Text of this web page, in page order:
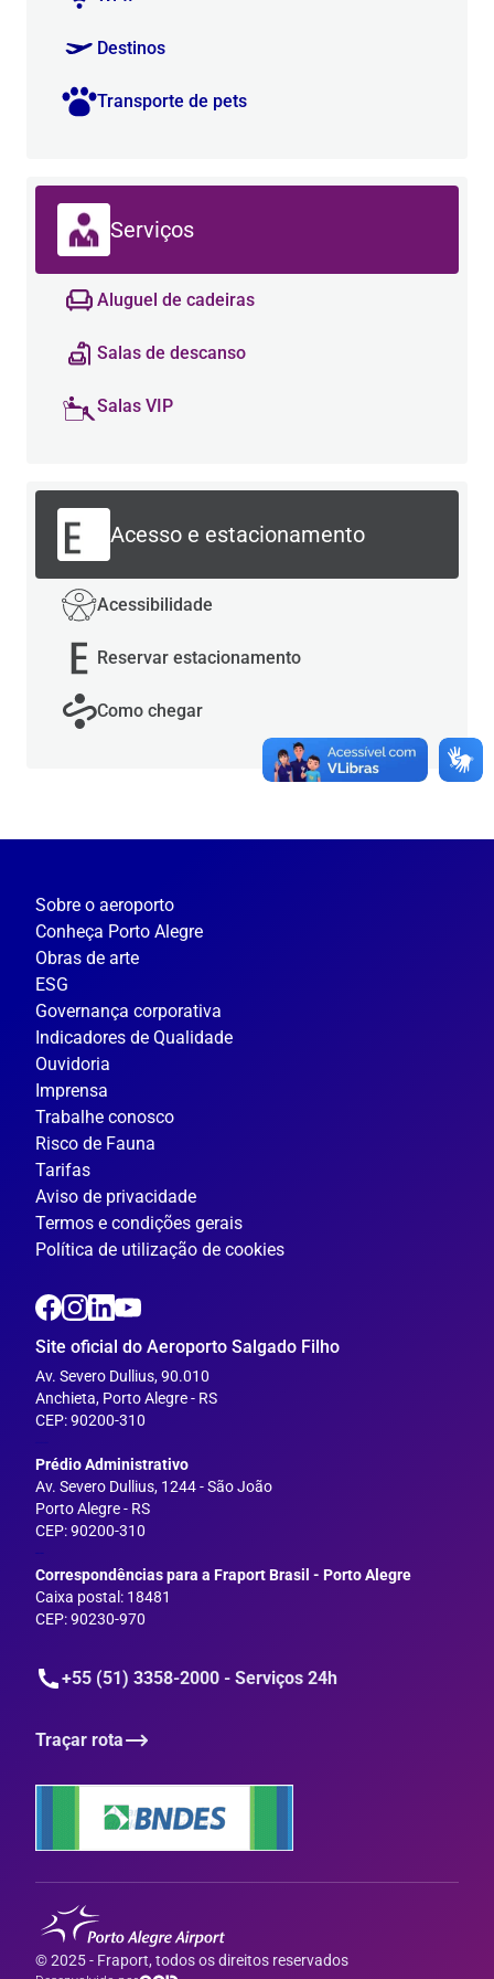
Destinos
Transporte de pets
Serviços
Aluguel de cadeiras
Salas de descanso
Salas VIP
Acesso e estacionamento
Acessibilidade
Reservar estacionamento
Como chegar
Sobre o aeroporto
Conheça Porto Alegre
Obras de arte
ESG
Governança corporativa
Indicadores de Qualidade
Ouvidoria
Imprensa
Trabalhe conosco
Risco de Fauna
Tarifas
Aviso de privacidade
Termos e condições gerais
Política de utilização de cookies
Site oficial do Aeroporto Salgado Filho
Av. Severo Dullius, 90.010
Anchieta, Porto Alegre - RS
CEP: 90200-310
Prédio Administrativo
Av. Severo Dullius, 1244 - São João
Porto Alegre - RS
CEP: 90200-310
--
Correspondências para a Fraport Brasil - Porto Alegre
Caixa postal: 18481
CEP: 90230-970
+55 (51) 3358-2000 - Serviços 24h
Traçar rota
© 2025 - Fraport, todos os direitos reservados